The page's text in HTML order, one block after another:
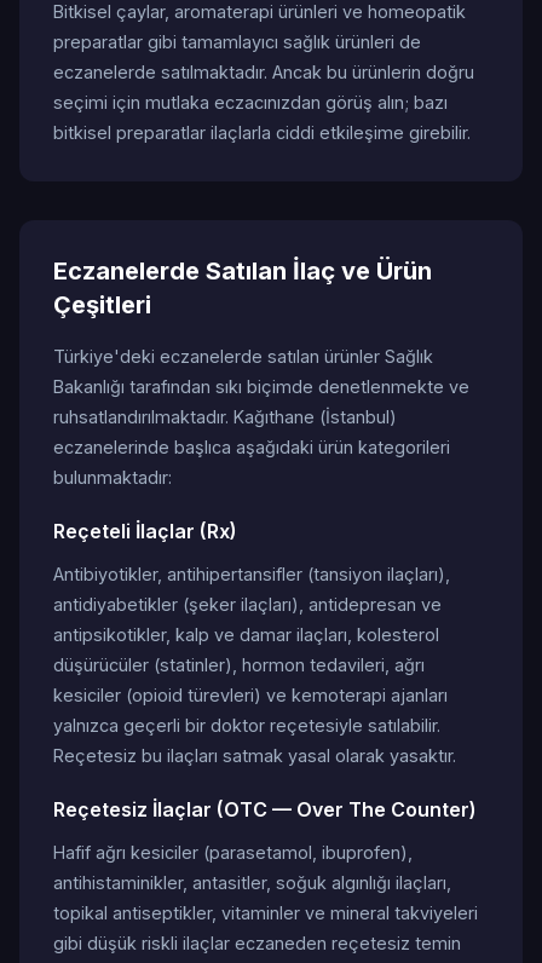
Bitkisel çaylar, aromaterapi ürünleri ve homeopatik
preparatlar gibi tamamlayıcı sağlık ürünleri de
eczanelerde satılmaktadır. Ancak bu ürünlerin doğru
seçimi için mutlaka eczacınızdan görüş alın; bazı
bitkisel preparatlar ilaçlarla ciddi etkileşime girebilir.
Eczanelerde Satılan İlaç ve Ürün
Çeşitleri
Türkiye'deki eczanelerde satılan ürünler Sağlık
Bakanlığı tarafından sıkı biçimde denetlenmekte ve
ruhsatlandırılmaktadır. Kağıthane (İstanbul)
eczanelerinde başlıca aşağıdaki ürün kategorileri
bulunmaktadır:
Reçeteli İlaçlar (Rx)
Antibiyotikler, antihipertansifler (tansiyon ilaçları),
antidiyabetikler (şeker ilaçları), antidepresan ve
antipsikotikler, kalp ve damar ilaçları, kolesterol
düşürücüler (statinler), hormon tedavileri, ağrı
kesiciler (opioid türevleri) ve kemoterapi ajanları
yalnızca geçerli bir doktor reçetesiyle satılabilir.
Reçetesiz bu ilaçları satmak yasal olarak yasaktır.
Reçetesiz İlaçlar (OTC — Over The Counter)
Hafif ağrı kesiciler (parasetamol, ibuprofen),
antihistaminikler, antasitler, soğuk algınlığı ilaçları,
topikal antiseptikler, vitaminler ve mineral takviyeleri
gibi düşük riskli ilaçlar eczaneden reçetesiz temin